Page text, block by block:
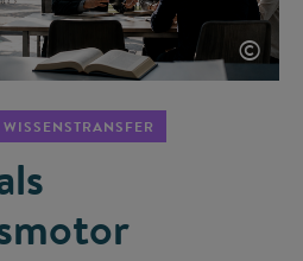
©
WISSENSTRANSFER